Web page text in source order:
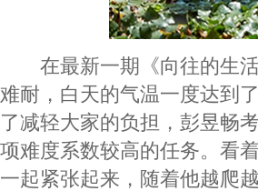
在最新一期《向往的生活
难耐，白天的气温一度达到
了减轻大家的负担，彭昱畅
项难度系数较高的任务。看
一起紧张起来，随着他越爬